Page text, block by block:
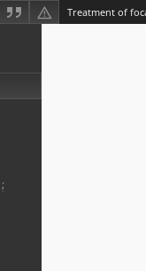
Treatment of
;